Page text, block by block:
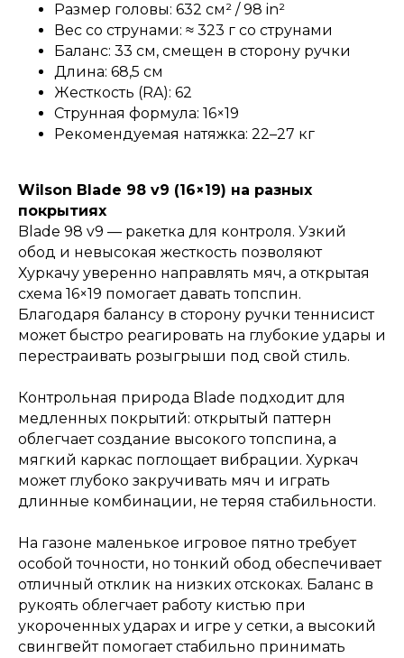
Размер головы: 632 см² / 98 in²
Вес со струнами: ≈ 323 г со струнами
Баланс: 33 см, смещен в сторону ручки
Длина: 68,5 см
Жесткость (RA): 62
Струнная формула: 16×19
Рекомендуемая натяжка: 22–27 кг
Wilson Blade 98 v9 (16×19) на разных
покрытиях
Blade 98 v9 — ракетка для контроля. Узкий
обод и невысокая жесткость позволяют
Хуркачу уверенно направлять мяч, а открытая
схема 16×19 помогает давать топспин.
Благодаря балансу в сторону ручки теннисист
может быстро реагировать на глубокие удары и
перестраивать розыгрыши под свой стиль.
Контрольная природа Blade подходит для
медленных покрытий: открытый паттерн
облегчает создание высокого топспина, а
мягкий каркас поглощает вибрации. Хуркач
может глубоко закручивать мяч и играть
длинные комбинации, не теряя стабильности.
На газоне маленькое игровое пятно требует
особой точности, но тонкий обод обеспечивает
отличный отклик на низких отскоках. Баланс в
рукоять облегчает работу кистью при
укороченных ударах и игре у сетки, а высокий
свингвейт помогает стабильно принимать